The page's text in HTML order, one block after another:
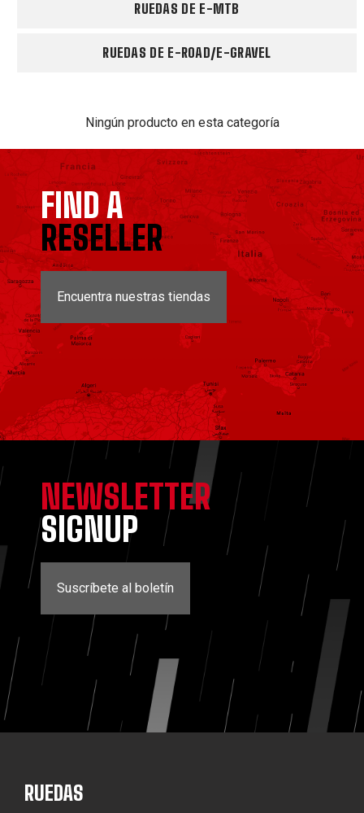
RUEDAS DE E-MTB
RUEDAS DE E-ROAD/E-GRAVEL
Ningún producto en esta categoría
FIND A
RESELLER
Encuentra nuestras tiendas
NEWSLETTER
SIGNUP
Suscríbete al boletín
RUEDAS